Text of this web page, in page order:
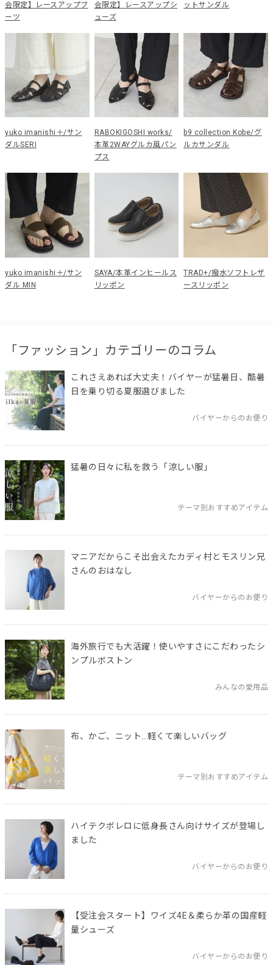
会限定】レースアップブ
ーツ
会限定】レースアップシ
ューズ
ットサンダル
yuko imanishi＋/サン
ダルSERI
RABOKIGOSHI works/
本革2WAYグルカ風パン
プス
b9 collection Kobe/グ
ルカサンダル
yuko imanishi＋/サン
ダル MIN
SAYA/本革インヒールス
リッポン
TRAD+/撥水ソフトレザ
ースリッポン
「ファッション」カテゴリーのコラム
これさえあれば大丈夫！バイヤーが猛暑日、酷暑
日を乗り切る夏服選びました
バイヤーからのお便り
猛暑の日々に私を救う「涼しい服」
テーマ別おすすめアイテム
マニアだからこそ出会えたカディ村とモスリン兄
さんのおはなし
バイヤーからのお便り
海外旅行でも大活躍！使いやすさにこだわったシ
ンプルボストン
みんなの愛用品
布、かご、ニット…軽くて楽しいバッグ
テーマ別おすすめアイテム
ハイテクボレロに低身長さん向けサイズが登場し
ました
バイヤーからのお便り
【受注会スタート】ワイズ4E＆柔らか革の国産軽
量シューズ
バイヤーからのお便り